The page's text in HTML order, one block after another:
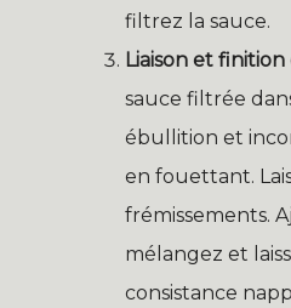
filtrez la sauce.
Liaison et finition
sauce filtrée
ébullition et
en fouettant.
frémissements.
mélangez et
consistance